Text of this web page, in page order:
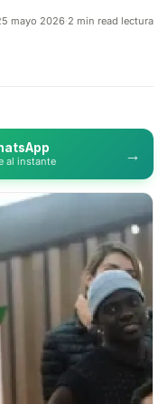
mayo 2026·2 min read lectura
al instante →